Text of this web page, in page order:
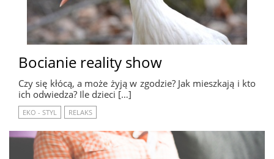
Bocianie reality show
Czy się kłócą, a może żyją w zgodzie? Jak mieszkają i kto
ich odwiedza? Ile dzieci […]
EKO - STYL RELAKS